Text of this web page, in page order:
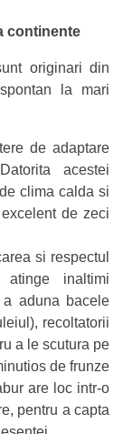
continente
originari din
la mari
de adaptare
acestei
clima calda si
de zeci
si respectul
atinge inaltimi
aduna bacele
recoltatorii
a le scutura pe
de frunze
are loc intr-o
pentru a capta